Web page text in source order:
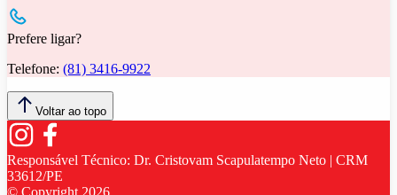
Prefere ligar?
Telefone: (81) 3416-9922
Voltar ao topo
Responsável Técnico: Dr. Cristovam Scapulatempo Neto | CRM
33612/PE
© Copyright 2026